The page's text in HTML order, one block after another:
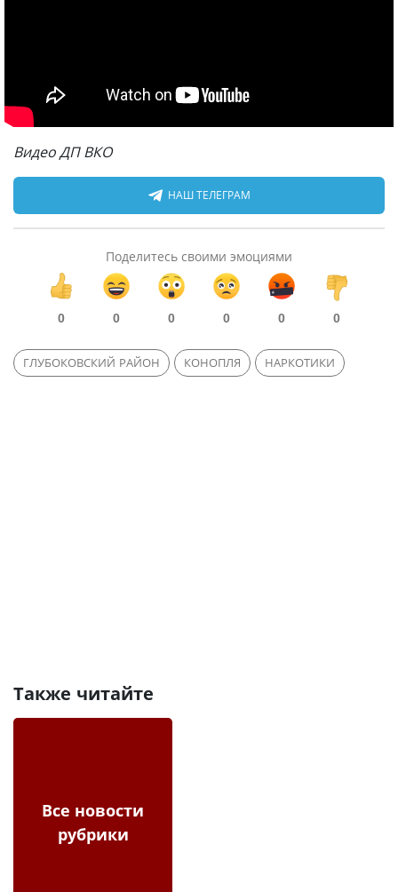
Видео ДП ВКО
НАШ ТЕЛЕГРАМ
Поделитесь своими эмоциями
0 0 0 0 0 0
ГЛУБОКОВСКИЙ РАЙОН КОНОПЛЯ НАРКОТИКИ
Также читайте
Все новости
рубрики